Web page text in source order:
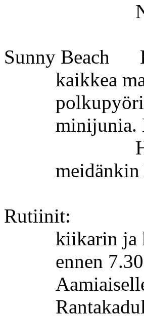
Sunny Beach
kaikkea
minijunia.
Rutiinit:
kiikarin ja
ennen